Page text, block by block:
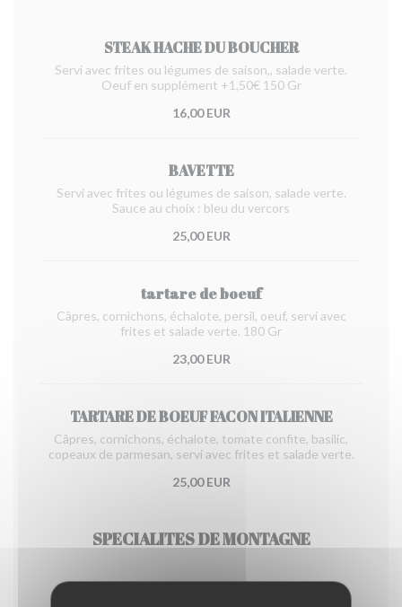
STEAK HACHE DU BOUCHER
Servi avec frites ou légumes de saison,, salade verte.
Oeuf en supplément +1,50€ 150 Gr
16,00 EUR
BAVETTE
Servi avec frites ou légumes de saison, salade verte.
Sauce au choix : bleu du vercors
25,00 EUR
tartare de boeuf
Câpres, cornichons, échalote, persil, oeuf, servi avec
frites et salade verte. 180 Gr
23,00 EUR
TARTARE DE BOEUF FACON ITALIENNE
Câpres, cornichons, échalote, tomate confite, basilic,
copeaux de parmesan, servi avec frites et salade verte.
25,00 EUR
SPECIALITES DE MONTAGNE